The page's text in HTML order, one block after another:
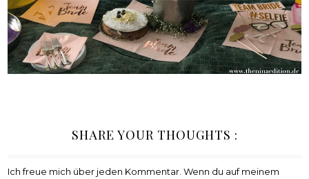
SHARE YOUR THOUGHTS :
Ich freue mich über jeden Kommentar. Wenn du auf meinem